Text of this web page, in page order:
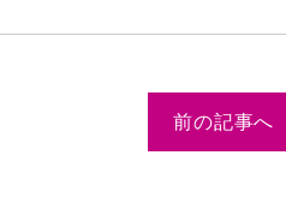
前の記事へ